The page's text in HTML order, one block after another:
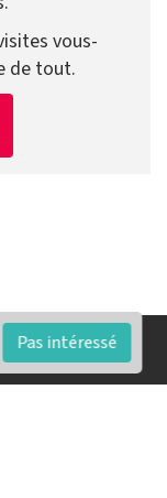
Pas intéressé
vous-
de tout.